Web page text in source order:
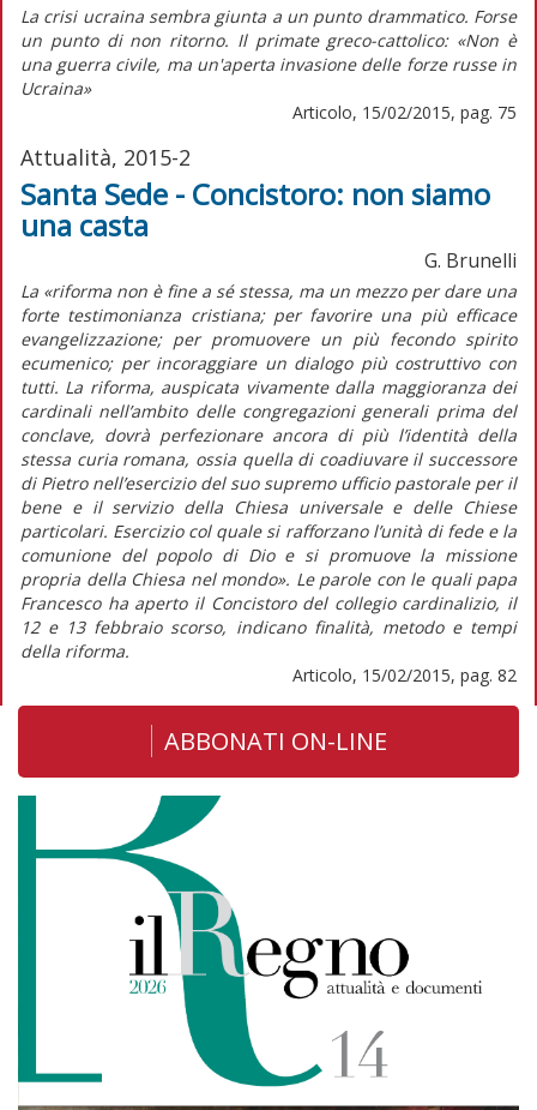
La crisi ucraina sembra giunta a un punto drammatico. Forse
un punto di non ritorno. Il primate greco-cattolico: «Non è
una guerra civile, ma un'aperta invasione delle forze russe in
Ucraina»
Articolo, 15/02/2015, pag. 75
Attualità, 2015-2
Santa Sede - Concistoro: non siamo
una casta
G. Brunelli
La «riforma non è fine a sé stessa, ma un mezzo per dare una
forte testimonianza cristiana; per favorire una più efficace
evangelizzazione; per promuovere un più fecondo spirito
ecumenico; per incoraggiare un dialogo più costruttivo con
tutti. La riforma, auspicata vivamente dalla maggioranza dei
cardinali nell’ambito delle congregazioni generali prima del
conclave, dovrà perfezionare ancora di più l’identità della
stessa curia romana, ossia quella di coadiuvare il successore
di Pietro nell’esercizio del suo supremo ufficio pastorale per il
bene e il servizio della Chiesa universale e delle Chiese
particolari. Esercizio col quale si rafforzano l’unità di fede e la
comunione del popolo di Dio e si promuove la missione
propria della Chiesa nel mondo». Le parole con le quali papa
Francesco ha aperto il Concistoro del collegio cardinalizio, il
12 e 13 febbraio scorso, indicano finalità, metodo e tempi
della riforma.
Articolo, 15/02/2015, pag. 82
ABBONATI ON-LINE